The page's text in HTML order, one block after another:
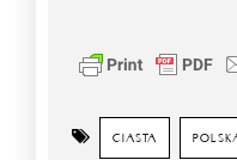
CIASTA